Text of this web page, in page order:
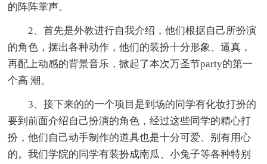
的阵阵掌声。
2、首先是外教进行自我介绍，他们根据自己所扮演
的角色，摆出各种动作，他们的装扮十分形象、逼真，
再配上动感的背景音乐，掀起了本次万圣节party的第一
个高 潮。
3、接下来的的一个项目是到场的同学有化妆打扮的
要到前面介绍自己扮演的角色，经过这些同学的精心打
扮，他们自己动手制作的道具也是十分可爱、别有用心
的。我们学院的同学有装扮成南瓜、小兔子等各种特别